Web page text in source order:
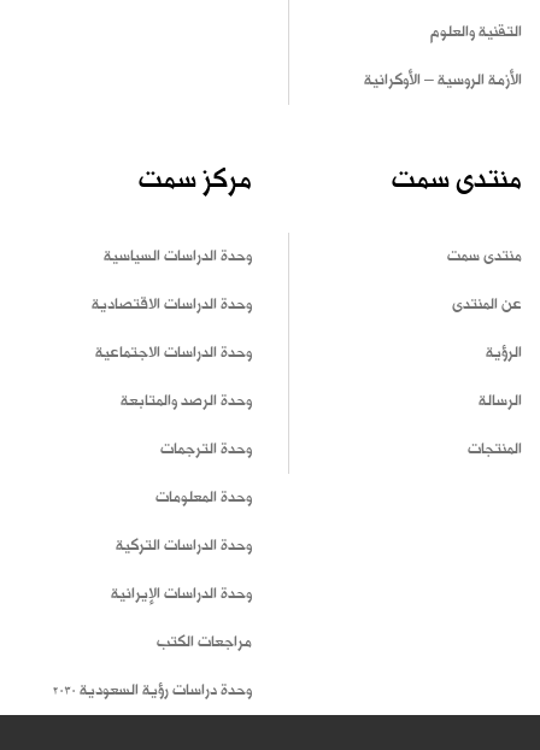
التقنية والعلوم
الأزمة الروسية – الأوكرانية
منتدى سمت
منتدى سمت
عن المنتدى
الرؤية
الرسالة
المنتجات
مركز سمت
وحدة الدراسات السياسية
وحدة الدراسات الاقتصادية
وحدة الدراسات الاجتماعية
وحدة الرصد والمتابعة
وحدة الترجمات
وحدة المعلومات
وحدة الدراسات التركية
وحدة الدراسات الإيرانية
مراجعات الكتب
وحدة دراسات رؤية السعودية 2030